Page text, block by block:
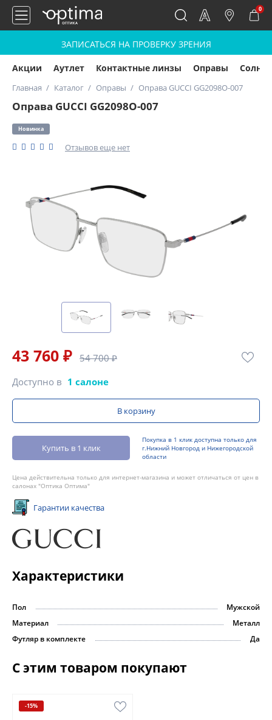
0
ЗАПИСАТЬСЯ НА ПРОВЕРКУ ЗРЕНИЯ
Акции Аутлет Контактные линзы Оправы
Главная Каталог Оправы Оправа GUCCI GG2098O-007
Оправа GUCCI GG2098O-007
Новинка
Отзывов еще нет
43 760 ₽ 54 700 ₽
Доступно в 1 салоне
В корзину
Купить в 1 клик
Покупка в 1 клик доступна только для
г.Нижний Новгород и Нижегородской
области
Цена действительна только для интернет-магазина и может отличаться от цен в
салонах "Оптика Оптима"
Гарантии качества
Характеристики
Пол
Мужской
Материал
Металл
Футляр в комплекте
Да
С этим товаром покупают
-15%